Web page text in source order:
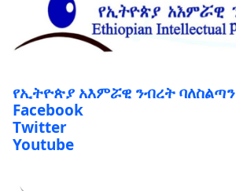
የኢትዮጵያ አእምሯዊ ንብረት ባለስልጣን
Facebook
Twitter
Youtube